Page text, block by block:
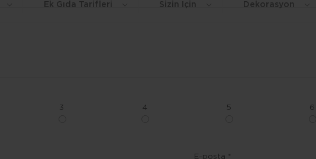
Ek Gıda Tarifleri Sizin İçin Dekorasyon
3 4 5 6
E-posta *